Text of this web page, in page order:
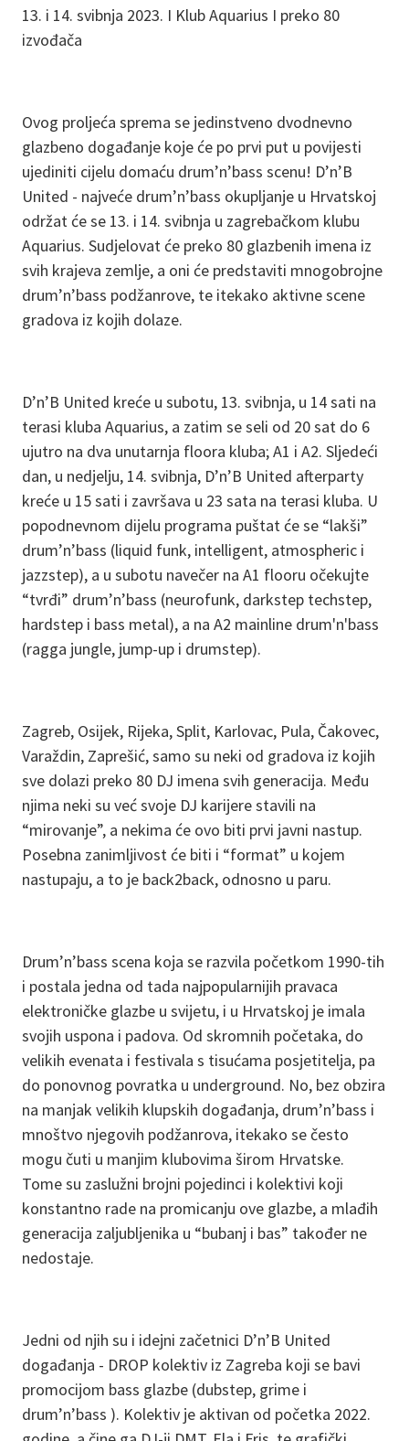
13. i 14. svibnja 2023. I Klub Aquarius I preko 80
izvođača
Ovog proljeća sprema se jedinstveno dvodnevno
glazbeno događanje koje će po prvi put u povijesti
ujediniti cijelu domaću drum’n’bass scenu! D’n’B
United - najveće drum’n’bass okupljanje u Hrvatskoj
održat će se 13. i 14. svibnja u zagrebačkom klubu
Aquarius. Sudjelovat će preko 80 glazbenih imena iz
svih krajeva zemlje, a oni će predstaviti mnogobrojne
drum’n’bass podžanrove, te itekako aktivne scene
gradova iz kojih dolaze.
D’n’B United kreće u subotu, 13. svibnja, u 14 sati na
terasi kluba Aquarius, a zatim se seli od 20 sat do 6
ujutro na dva unutarnja floora kluba; A1 i A2. Sljedeći
dan, u nedjelju, 14. svibnja, D’n’B United afterparty
kreće u 15 sati i završava u 23 sata na terasi kluba. U
popodnevnom dijelu programa puštat će se “lakši”
drum’n’bass (liquid funk, intelligent, atmospheric i
jazzstep), a u subotu navečer na A1 flooru očekujte
“tvrđi” drum’n’bass (neurofunk, darkstep techstep,
hardstep i bass metal), a na A2 mainline drum'n'bass
(ragga jungle, jump-up i drumstep).
Zagreb, Osijek, Rijeka, Split, Karlovac, Pula, Čakovec,
Varaždin, Zaprešić, samo su neki od gradova iz kojih
sve dolazi preko 80 DJ imena svih generacija. Među
njima neki su već svoje DJ karijere stavili na
“mirovanje”, a nekima će ovo biti prvi javni nastup.
Posebna zanimljivost će biti i “format” u kojem
nastupaju, a to je back2back, odnosno u paru.
Drum’n’bass scena koja se razvila početkom 1990-tih
i postala jedna od tada najpopularnijih pravaca
elektroničke glazbe u svijetu, i u Hrvatskoj je imala
svojih uspona i padova. Od skromnih početaka, do
velikih evenata i festivala s tisućama posjetitelja, pa
do ponovnog povratka u underground. No, bez obzira
na manjak velikih klupskih događanja, drum’n’bass i
mnoštvo njegovih podžanrova, itekako se često
mogu čuti u manjim klubovima širom Hrvatske.
Tome su zaslužni brojni pojedinci i kolektivi koji
konstantno rade na promicanju ove glazbe, a mlađih
generacija zaljubljenika u “bubanj i bas” također ne
nedostaje.
Jedni od njih su i idejni začetnici D’n’B United
događanja - DROP kolektiv iz Zagreba koji se bavi
promocijom bass glazbe (dubstep, grime i
drum’n’bass ). Kolektiv je aktivan od početka 2022.